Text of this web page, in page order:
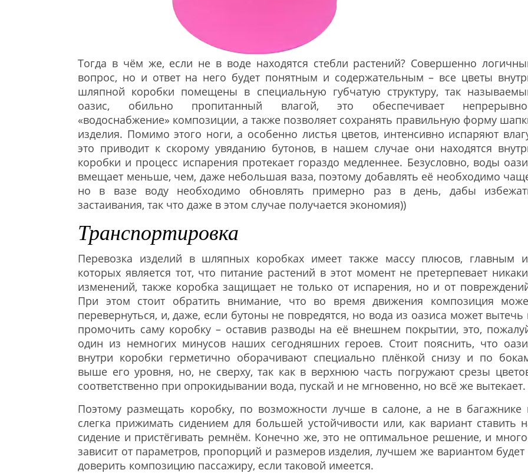
Тогда в чём же, если не в воде находятся стебли растений? Совершенно
вопрос, но и ответ на него будет понятным и содержательным – все цветы
шляпной коробки помещены в специальную губчатую структуру, так
оазис, обильно пропитанный влагой, это обеспечивает
«водоснабжение» композиции, а также позволяет сохранять правильную форму
изделия. Помимо этого ноги, а особенно листья цветов, интенсивно испаряют
это приводит к скорому увяданию бутонов, в нашем случае они находятся
коробки и процесс испарения протекает гораздо медленнее. Безусловно, воды
вмещает меньше, чем, даже небольшая ваза, поэтому добавлять её необходимо
но в вазе воду необходимо обновлять примерно раз в день, дабы
застаивания, так что даже в этом случае получается экономия))
Транспортировка
Перевозка изделий в шляпных коробках имеет также массу плюсов, главным
которых является тот, что питание растений в этот момент не претерпевает
изменений, также коробка защищает не только от испарения, но и от
При этом стоит обратить внимание, что во время движения композиция
перевернуться, и, даже, если бутоны не повредятся, но вода из оазиса может вытечь
промочить саму коробку – оставив разводы на её внешнем покрытии, это,
один из немногих минусов наших сегодняшних героев. Стоит пояснить, что
внутри коробки герметично оборачивают специально плёнкой снизу и по
выше его уровня, но, не сверху, так как в верхнюю часть погружают срезы
соответственно при опрокидывании вода, пускай и не мгновенно, но всё же вытекает.
Поэтому размещать коробку, по возможности лучше в салоне, а не в багажнике
слегка прижимать сидением для большей устойчивости или, как вариант ставить
сидение и пристёгивать ремнём. Конечно же, это не оптимальное решение, и
зависит от параметров, пропорций и размеров изделия, лучшем же вариантом будет
доверить композицию пассажиру, если таковой имеется.